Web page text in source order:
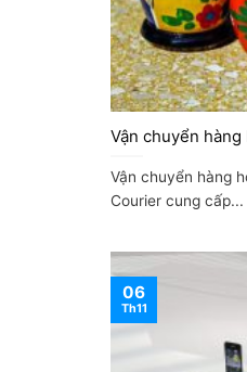
Vận chuyển
Vận chuyển hàng
Courier cung cấp...
06
Th11